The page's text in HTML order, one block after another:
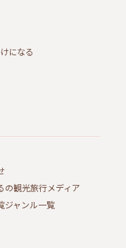
になる
の観光旅行メディア
ジャンル一覧